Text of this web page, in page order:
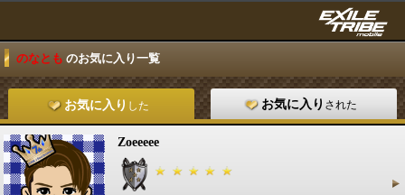
のなとも のお気に入り一覧
お気に入り した お気に入り された
Zoeeeee